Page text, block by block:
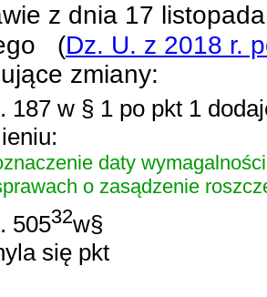
z dnia 17
(Dz. U. z 2018 r.
zmiany:
187 w § 1 po pkt 1
daty
o zasądzenie
50532w§
się pkt